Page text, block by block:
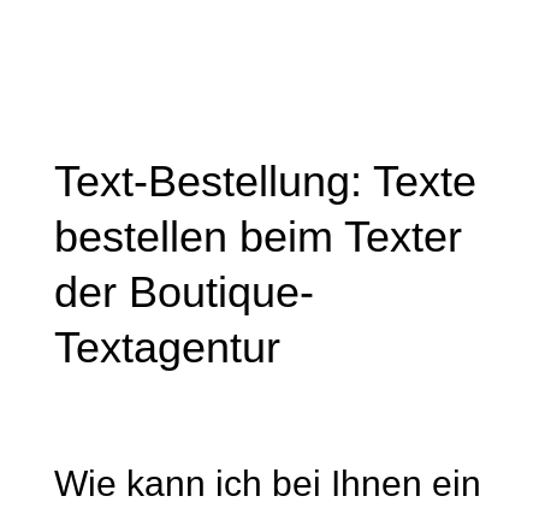
Text-Bestellung: Texte
bestellen beim Texter
der Boutique-
Textagentur
Wie kann ich bei Ihnen ein